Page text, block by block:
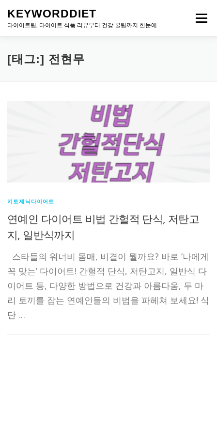
KEYWORDDIET
다이어트팁, 다이어트 식품 리뷰부터 건강 꿀팁까지 한눈에
메뉴
[태그:] 전현무
키토제닉다이어트
연예인 다이어트 비법 간헐적 단식, 저탄고
지, 일반식까지
스타들의 워너비 몸매, 비결이 뭘까요? 바로 ‘나에게
꼭 맞는’ 다이어트! 간헐적 단식, 저탄고지, 일반식 다
이어트 등, 다양한 방법으로 건강과 아름다움, 두 마
리 토끼를 잡는 연예인들의 비법을 파헤쳐 보세요! 식
단 …